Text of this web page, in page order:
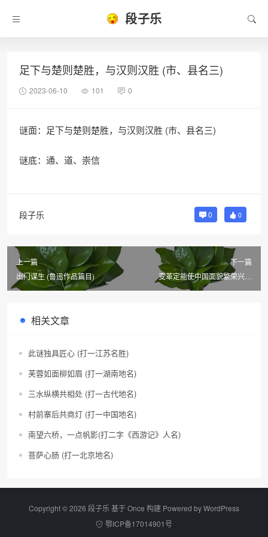
段子乐
足下与楚则楚胜，与汉则汉胜 (市、县名三)
2023-06-10 101 0
谜面：足下与楚则楚胜，与汉则汉胜 (市、县名三)
谜底：通、道、崇信
段子乐 0 0
上一篇
出门谋生 (鲁迅作品篇目)
下一篇
变革定能使中国面貌繁荣兴盛
相关文章
此谜独具匠心 (打一江苏名胜)
芙蓉如面柳如眉 (打一湖南地名)
三水纵横共相处 (打一古代地名)
村前寨后共商灯 (打一中国地名)
南望六桥，一点帆影(打二字《西游记》人名)
菩萨心肠 (打一北京地名)
Copyright © 2026 段子乐 基于 Once 构建 Powered byWordPress
鄂ICP备17014901号